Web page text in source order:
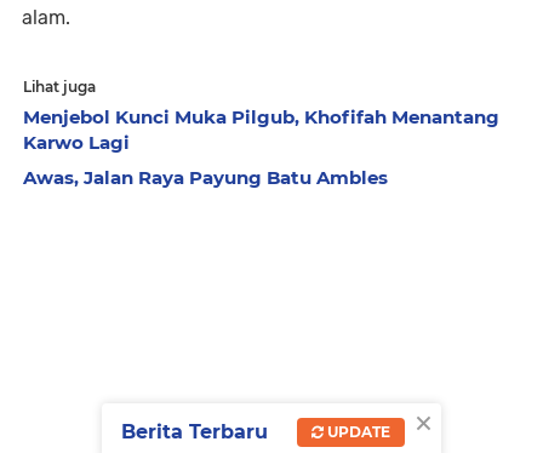
alam.
Lihat juga
Menjebol Kunci Muka Pilgub, Khofifah Menantang
Karwo Lagi
Awas, Jalan Raya Payung Batu Ambles
×
Berita Terbaru UPDATE